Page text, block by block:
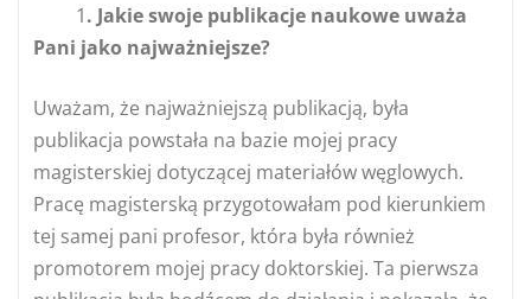
1. Jakie swoje publikacje naukowe uważa
Pani jako najważniejsze?
Uważam, że najważniejszą publikacją, była
publikacja powstała na bazie mojej pracy
magisterskiej dotyczącej materiałów węglowych.
Pracę magisterską przygotowałam pod kierunkiem
tej samej pani profesor, która była również
promotorem mojej pracy doktorskiej. Ta pierwsza